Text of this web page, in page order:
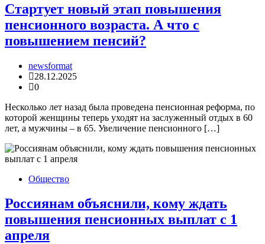
Стартует новый этап повышения
пенсионного возраста. А что с
повышением пенсий?
newsformat
28.12.2025
0
Несколько лет назад была проведена пенсионная реформа, по
которой женщины теперь уходят на заслуженный отдых в 60
лет, а мужчины – в 65. Увеличение пенсионного […]
Общество
Россиянам объяснили, кому ждать
повышения пенсионных выплат с 1
апреля